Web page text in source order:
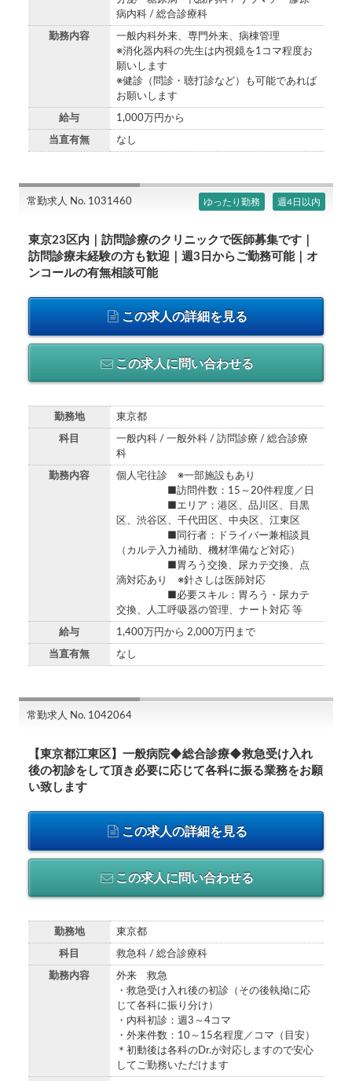
病内科 / 総合診療科
勤務内容
一般内科外来、専門外来、病棟管理
※消化器内科の先生は内視鏡を1コマ程度お
願いします
※健診（問診・聴打診など）も可能であれば
お願いします
給与 1,000万円から
当直有無 なし
常勤求人 No. 1031460 ゆったり勤務 週4日以内
東京23区内｜訪問診療のクリニックで医師募集です｜
訪問診療未経験の方も歓迎｜週3日からご勤務可能｜オ
ンコールの有無相談可能
この求人の詳細を見る
この求人に問い合わせる
勤務地 東京都
科目
一般内科 / 一般外科 / 訪問診療 / 総合診療
科
勤務内容
個人宅往診 ※一部施設もあり
■訪問件数：15～20件程度／日
■エリア：港区、品川区、目黒
区、渋谷区、千代田区、中央区、江東区
■同行者：ドライバー兼相談員
（カルテ入力補助、機材準備など対応）
■胃ろう交換、尿カテ交換、点
滴対応あり ※針さしは医師対応
■必要スキル：胃ろう・尿カテ
交換、人工呼吸器の管理、ナート対応 等
給与 1,400万円から 2,000万円まで
当直有無 なし
常勤求人 No. 1042064
【東京都江東区】一般病院◆総合診療◆救急受け入れ
後の初診をして頂き必要に応じて各科に振る業務をお願
い致します
この求人の詳細を見る
この求人に問い合わせる
勤務地 東京都
科目 救急科 / 総合診療科
勤務内容
外来 救急
・救急受け入れ後の初診（その後執拗に応
じて各科に振り分け）
・内科初診：週3～4コマ
・外来件数：10～15名程度／コマ（目安）
＊初動後は各科のDr.が対応しますので安心
してご勤務いただけます